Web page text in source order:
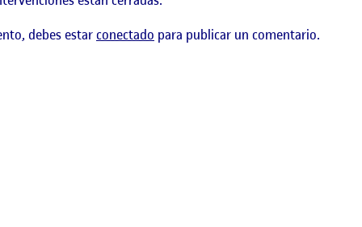
debes estarconectado para publicar un comentario.